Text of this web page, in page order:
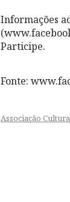
Informações
Participe.
Fonte:
Associação